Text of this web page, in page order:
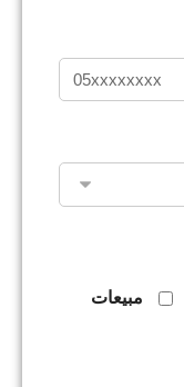
مبيعات